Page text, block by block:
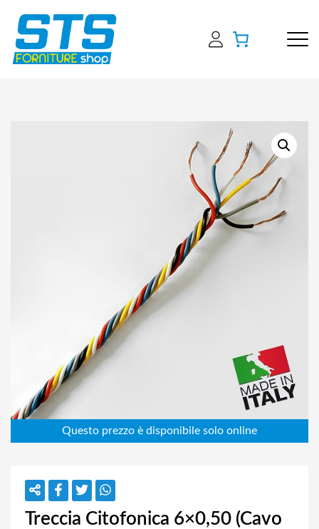
Treccia Citofonica 6×0,50 (Cavo